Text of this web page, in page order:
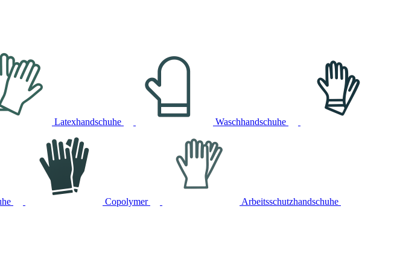
Latexhandschuhe Waschhandschuhe
Copolymer Arbeitsschutzhandschuhe